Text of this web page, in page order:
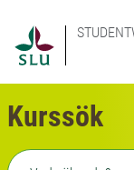
Kurssök
Fritext sökning